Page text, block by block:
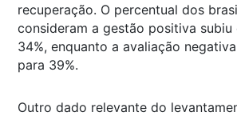
recuperação. O percentual dos
consideram a gestão positiva subiu
34%, enquanto a avaliação
para 39%.
Outro dado relevante do